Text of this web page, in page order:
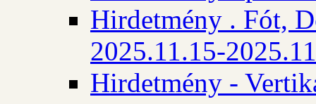
Hirdetmény . Fót,
2025.11.15-
Hirdetmény -